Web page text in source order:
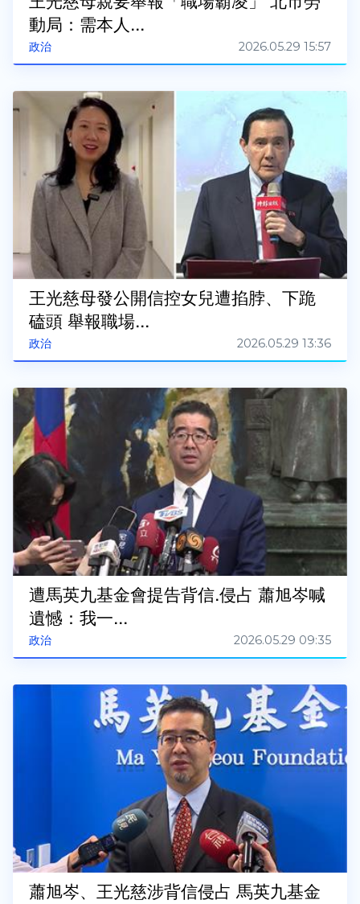
政治
動局：需本人...
2026.05.29 15:57
政治
王光慈母發公開信控女兒遭掐脖、下跪
磕頭 舉報職場...
2026.05.29 13:36
政治
遭馬英九基金會提告背信.侵占 蕭旭岑喊
遺憾：我一...
2026.05.29 09:35
蕭旭岑、王光慈涉背信侵占 馬英九基金